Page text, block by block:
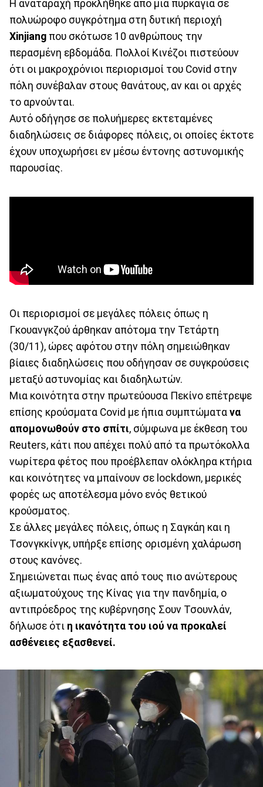
Η αναταραχή προκλήθηκε από μια πυρκαγιά σε
πολυώροφο συγκρότημα στη δυτική περιοχή
Xinjiang που σκότωσε 10 ανθρώπους την
περασμένη εβδομάδα. Πολλοί Κινέζοι πιστεύουν
ότι οι μακροχρόνιοι περιορισμοί του Covid στην
πόλη συνέβαλαν στους θανάτους, αν και οι αρχές
το αρνούνται.
Αυτό οδήγησε σε πολυήμερες εκτεταμένες
διαδηλώσεις σε διάφορες πόλεις, οι οποίες έκτοτε
έχουν υποχωρήσει εν μέσω έντονης αστυνομικής
παρουσίας.
Οι περιορισμοί σε μεγάλες πόλεις όπως η
Γκουανγκζού άρθηκαν απότομα την Τετάρτη
(30/11), ώρες αφότου στην πόλη σημειώθηκαν
βίαιες διαδηλώσεις που οδήγησαν σε συγκρούσεις
μεταξύ αστυνομίας και διαδηλωτών.
Μια κοινότητα στην πρωτεύουσα Πεκίνο επέτρεψε
επίσης κρούσματα Covid με ήπια συμπτώματα να
απομονωθούν στο σπίτι, σύμφωνα με έκθεση του
Reuters, κάτι που απέχει πολύ από τα πρωτόκολλα
νωρίτερα φέτος που προέβλεπαν ολόκληρα κτήρια
και κοινότητες να μπαίνουν σε lockdown, μερικές
φορές ως αποτέλεσμα μόνο ενός θετικού
κρούσματος.
Σε άλλες μεγάλες πόλεις, όπως η Σαγκάη και η
Τσονγκκίνγκ, υπήρξε επίσης ορισμένη χαλάρωση
στους κανόνες.
Σημειώνεται πως ένας από τους πιο ανώτερους
αξιωματούχους της Κίνας για την πανδημία, ο
αντιπρόεδρος της κυβέρνησης Σουν Τσουνλάν,
δήλωσε ότι η ικανότητα του ιού να προκαλεί
ασθένειες εξασθενεί.